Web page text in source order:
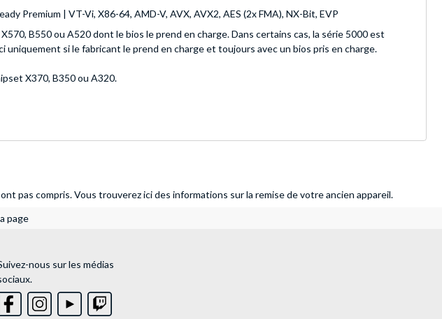
Premium | VT-Vi, X86-64, AMD-V, AVX, AVX2, AES (2x FMA), NX-Bit, EVP
B550 ou A520 dont le bios le prend en charge. Dans certains cas, la série 5000 est
si le fabricant le prend en charge et toujours avec un bios pris en charge.
X370, B350 ou A320.
pas compris.Vous trouverez ici des informations sur la remise de votre ancien appareil.
page
nous sur les médias